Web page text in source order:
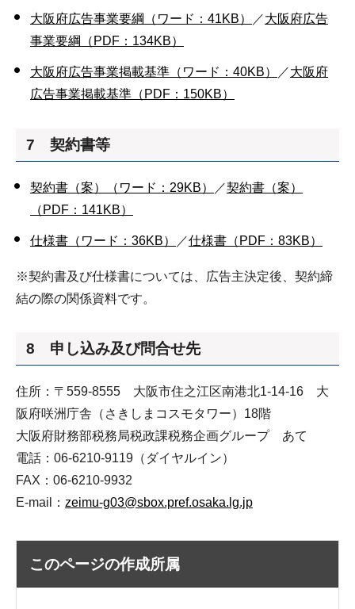
大阪府広告事業要綱（ワード：41KB） ／大阪府広告
事業要綱（PDF：134KB）
大阪府広告事業掲載基準（ワード：40KB） ／大阪府
広告事業掲載基準（PDF：150KB）
7 契約書等
契約書（案）（ワード：29KB） ／契約書（案）
（PDF：141KB）
仕様書（ワード：36KB） ／仕様書（PDF：83KB）
※契約書及び仕様書については、広告主決定後、契約締
結の際の関係資料です。
8 申し込み及び問合せ先
住所：〒559-8555 大阪市住之江区南港北1-14-16 大
阪府咲洲庁舎（さきしまコスモタワー）18階
大阪府財務部税務局税政課税務企画グループ あて
電話：06-6210-9119（ダイヤルイン）
FAX：06-6210-9932
E-mail： zeimu-g03@sbox.pref.osaka.lg.jp
このページの作成所属